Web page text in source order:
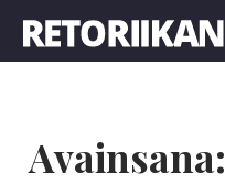
Avainsana: